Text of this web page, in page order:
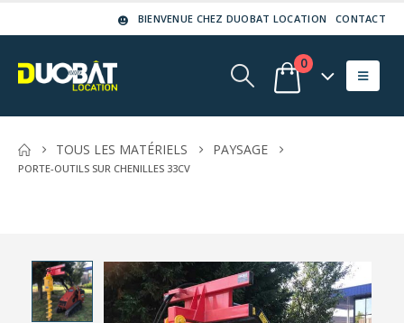
BIENVENUE CHEZ DUOBAT LOCATION CONTACT
0
TOUS LES MATÉRIELS PAYSAGE
PORTE-OUTILS SUR CHENILLES 33CV